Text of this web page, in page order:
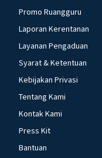
Promo Ruangguru
Laporan Kerentanan
Layanan Pengaduan
Syarat & Ketentuan
Kebijakan Privasi
Tentang Kami
Kontak Kami
Press Kit
Bantuan